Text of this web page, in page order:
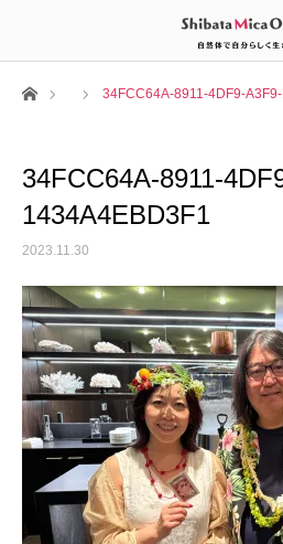
ホーム 34FCC64A-8911-4DF9-
34FCC64A-8911-
1434A4EBD3F1
2023.11.30